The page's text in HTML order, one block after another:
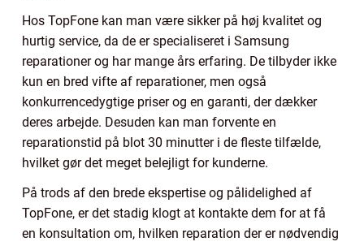
Hos TopFone kan man være sikker på høj kvalitet og
hurtig service, da de er specialiseret i Samsung
reparationer og har mange års erfaring. De tilbyder ikke
kun en bred vifte af reparationer, men også
konkurrencedygtige priser og en garanti, der dækker
deres arbejde. Desuden kan man forvente en
reparationstid på blot 30 minutter i de fleste tilfælde,
hvilket gør det meget belejligt for kunderne.
På trods af den brede ekspertise og pålidelighed af
TopFone, er det stadig klogt at kontakte dem for at få
en konsultation om, hvilken reparation der er nødvendig